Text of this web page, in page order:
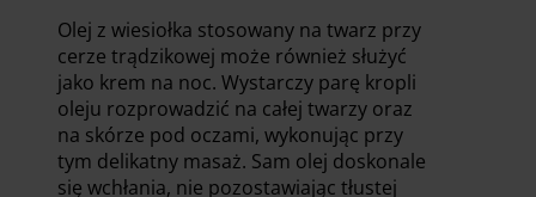
Olej z wiesiołka stosowany na twarz przy
cerze trądzikowej może również służyć
jako krem na noc. Wystarczy parę kropli
oleju rozprowadzić na całej twarzy oraz
na skórze pod oczami, wykonując przy
tym delikatny masaż. Sam olej doskonale
się wchłania, nie pozostawiając tłustej